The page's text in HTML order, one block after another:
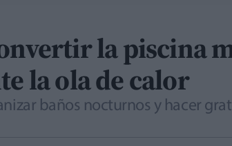
la piscina
la ola de calor
baños nocturnos y hacer